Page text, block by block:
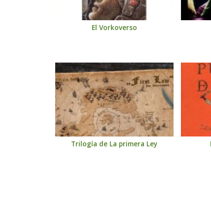
El Vorkoverso
Trilogía de La primera Ley